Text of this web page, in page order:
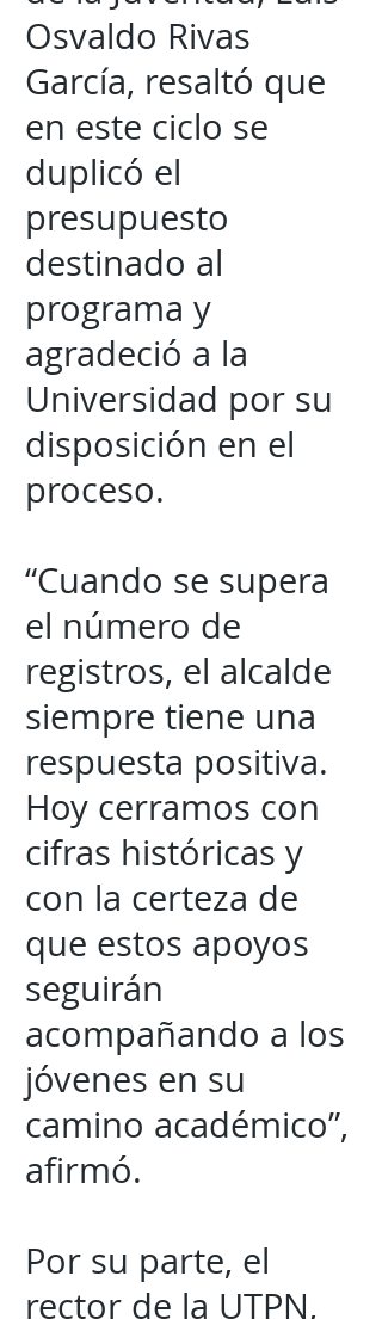
Osvaldo Rivas
García, resaltó que
en este ciclo se
duplicó el
presupuesto
destinado al
programa y
agradeció a la
Universidad por su
disposición en el
proceso.
“Cuando se supera
el número de
registros, el alcalde
siempre tiene una
respuesta positiva.
Hoy cerramos con
cifras históricas y
con la certeza de
que estos apoyos
seguirán
acompañando a los
jóvenes en su
camino académico”,
afirmó.
Por su parte, el
rector de la UTPN,